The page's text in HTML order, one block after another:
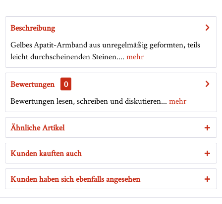
Beschreibung
Gelbes Apatit-Armband aus unregelmäßig geformten, teils
leicht durchscheinenden Steinen.... mehr
Bewertungen
0
Bewertungen lesen, schreiben und diskutieren... mehr
Ähnliche Artikel
Kunden kauften auch
Kunden haben sich ebenfalls angesehen